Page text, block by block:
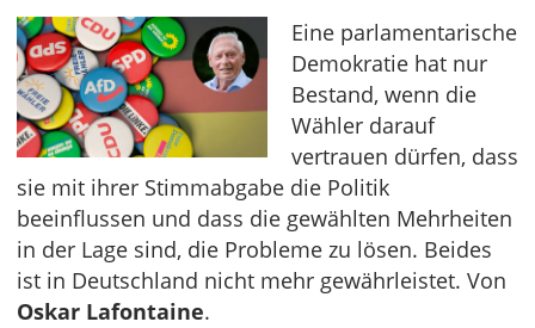
Eine parlamentarische
Demokratie hat nur
Bestand, wenn die
Wähler darauf
vertrauen dürfen, dass
sie mit ihrer Stimmabgabe die Politik
beeinflussen und dass die gewählten Mehrheiten
in der Lage sind, die Probleme zu lösen. Beides
ist in Deutschland nicht mehr gewährleistet. Von
Oskar Lafontaine.